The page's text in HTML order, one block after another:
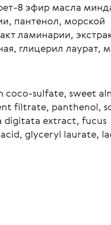
8 эфир масла
пантенол, морской
ламинарии,
глицерил лаурат,
coco-sulfate, sweet
filtrate, panthenol,
digitata extract, fucus
glyceryl laurate,